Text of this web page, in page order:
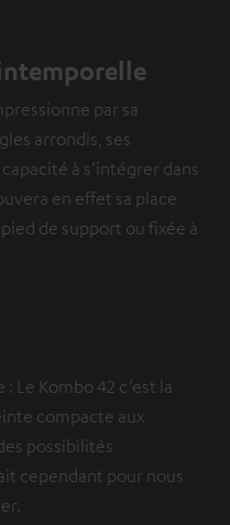
par sa
arrondis, ses
à s’intégrer dans
en effet sa place
de support ou fixée à
Le Kombo 42 c’est la
compacte aux
possibilités
cependant pour nous